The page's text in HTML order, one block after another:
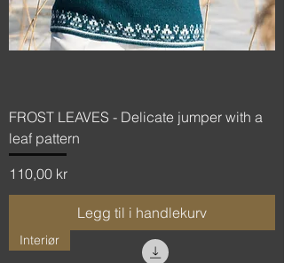
FROST LEAVES - Delicate jumper with a
leaf pattern
Pris
110,00 kr
Legg til i handlekurv
Interiør